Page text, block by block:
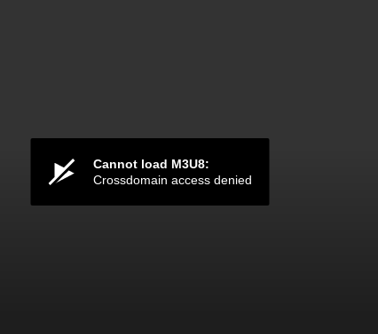
Cannot load M3U8:
Crossdomain access denied